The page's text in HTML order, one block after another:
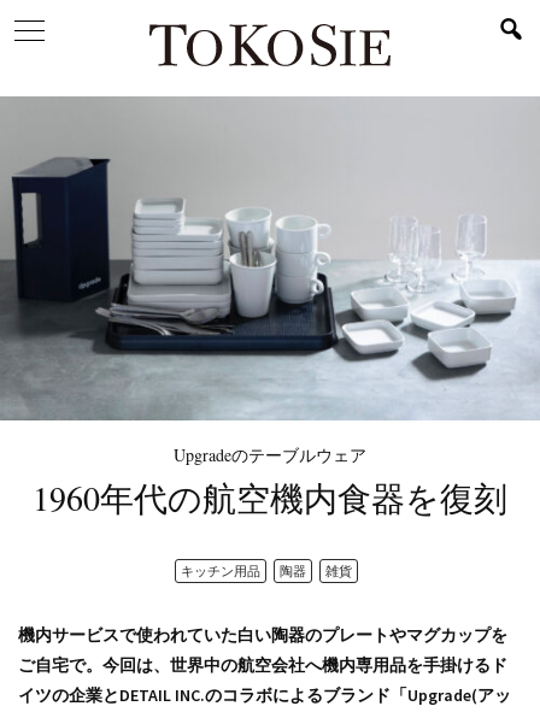
Upgradeのテーブルウェア
1960年代の航空機内食器を復刻
キッチン用品 陶器 雑貨
機内サービスで使われていた白い陶器のプレートやマグカップを
ご自宅で。今回は、世界中の航空会社へ機内専用品を手掛けるド
イツの企業とDETAIL INC.のコラボによるブランド「Upgrade(アッ